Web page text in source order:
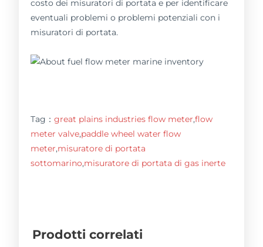
costo dei misuratori di portata e per identificare
eventuali problemi o problemi potenziali con i
misuratori di portata.
Tag：great plains industries flow meter,flow
meter valve,paddle wheel water flow
meter,misuratore di portata
sottomarino,misuratore di portata di gas inerte
Prodotti correlati